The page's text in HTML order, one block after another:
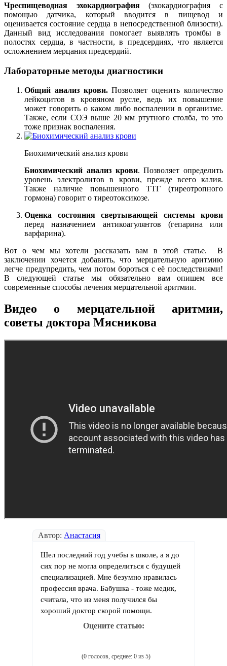
Чреспищеводная эхокардиография(эхокардиография с
помощью датчика, который вводится в пищевод и
оценивается состояние сердца в непосредственной близости).
Данный вид исследования помогает выявлять тромбы в
полостях сердца, в частности, в предсердиях, что является
осложнением мерцания предсердий.
Лабораторные методы диагностики
Общий анализ крови.Позволяет оценить количество
лейкоцитов в кровяном русле, ведь их повышение
может говорить о каком либо воспалении в организме.
Также, если СОЭ выше 20 мм ртутного столба, то это
тоже признак воспаления.
Биохимический анализ крови
Биохимический анализ крови. Позволяет определить
уровень электролитов в крови, прежде всего калия.
Также наличие повышенного ТТГ (тиреотропного
гормона) говорит о тиреотоксикозе.
Оценка состояния свертывающей системы крови
перед назначением антикоагулянтов (гепарина или
варфарина).
Вот о чем мы хотели рассказать вам в этой статье. В
заключении хочется добавить, что мерцательную аритмию
легче предупредить, чем потом бороться с её последствиями!
В следующей статье мы обязательно вам опишем все
современные способы лечения мерцательной аритмии.
Видео о мерцательной аритмии,
советы доктора Мясникова
Автор: Анастасия
Шел последний год учебы в школе, а я до
сих пор не могла определиться с будущей
специализацией. Мне безумно нравилась
профессия врача. Бабушка - тоже медик,
считала, что из меня получился бы
хороший доктор скорой помощи.
Оцените статью:
(0 голосов, среднее: 0 из 5)